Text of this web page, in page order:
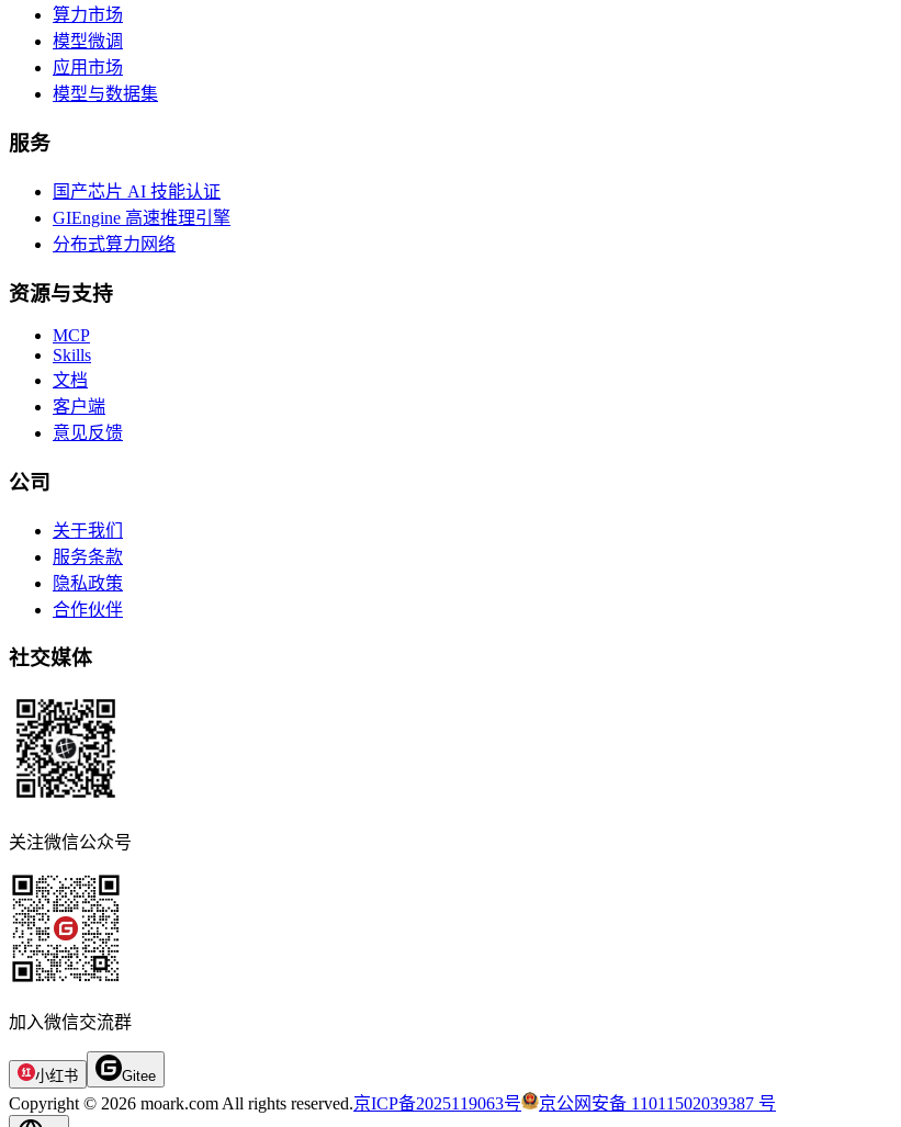
算力市场
模型微调
应用市场
模型与数据集
服务
国产芯片 AI 技能认证
GIEngine 高速推理引擎
分布式算力网络
资源与支持
MCP
Skills
文档
客户端
意见反馈
公司
关于我们
服务条款
隐私政策
合作伙伴
社交媒体
关注微信公众号
加入微信交流群
小红书 Gitee
Copyright © 2026 moark.com All rights reserved.京ICP备2025119063号 京公网安备 11011502039387 号